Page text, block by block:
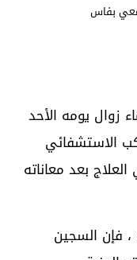
زوال يومه الأحد
المركب الاستشفائي
بعد معاناته
وحسب ما أفادته مصادر الحقيقة24 ، فإن السجين